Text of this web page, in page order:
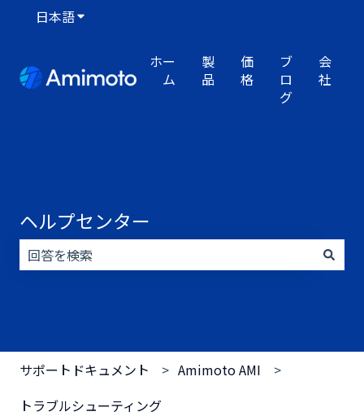
日本語翻訳のサブメニューを表示
ホー
ム
製
品
価
格
ブ
ロ
グ
会
社
ヘルプセンター
サポートドキュメント
Amimoto AMI
トラブルシューティング